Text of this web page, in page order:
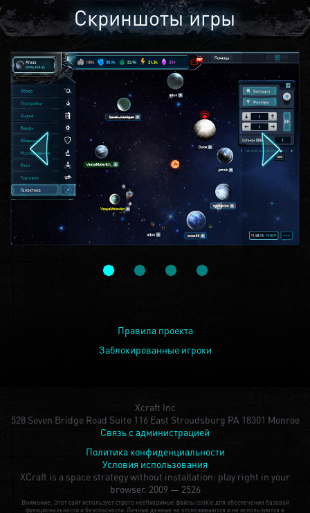
Скриншоты игры
Правила проекта
Заблокированные игроки
Xcraft Inc
528 Seven Bridge Road Suite 116 East Stroudsburg PA 18301 Monroe
Связь с администрацией
Политика конфиденциальности
Условия использования
XCraft is a space strategy without installation: play right in your
browser. 2009 — 2526
Внимание: Этот сайт использует строго необходимые файлы cookie для обеспечения базовой
функциональности и безопасности. Личные данные не отслеживаются и не используются в